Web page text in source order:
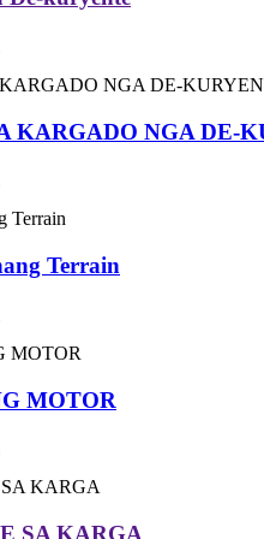
KARGADO NGA DE-
Terrain
MOTOR
SA KARGA